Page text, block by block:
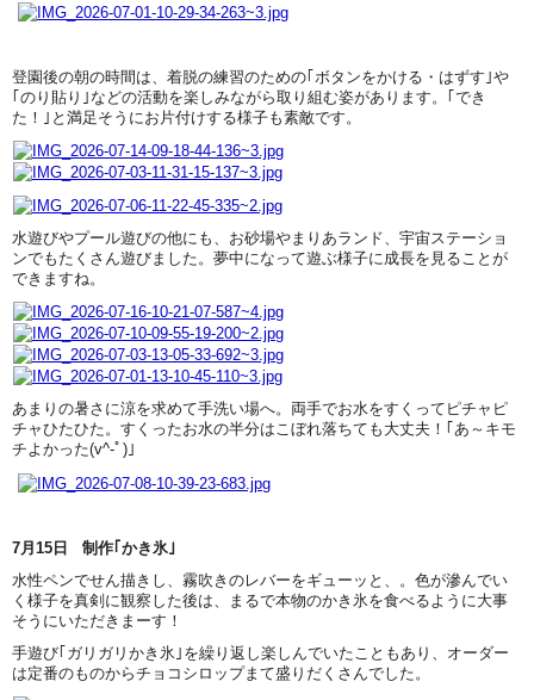
登園後の朝の時間は、着脱の練習のための｢ボタンをかける・はずす｣や
｢のり貼り｣などの活動を楽しみながら取り組む姿があります。｢でき
た！｣と満足そうにお片付けする様子も素敵です。
水遊びやプール遊びの他にも、お砂場やまりあランド、宇宙ステーショ
ンでもたくさん遊びました。夢中になって遊ぶ様子に成長を見ることが
できますね。
あまりの暑さに涼を求めて手洗い場へ。両手でお水をすくってピチャピ
チャひたひた。すくったお水の半分はこぼれ落ちても大丈夫！｢あ～キモ
チよかった(v^-ﾟ)｣
7月15日 制作｢かき氷｣
水性ペンでせん描きし、霧吹きのレバーをギューッと、。色が滲んでい
く様子を真剣に観察した後は、まるで本物のかき氷を食べるように大事
そうにいただきまーす！
手遊び｢ガリガリかき氷｣を繰り返し楽しんでいたこともあり、オーダー
は定番のものからチョコシロップまて盛りだくさんでした。